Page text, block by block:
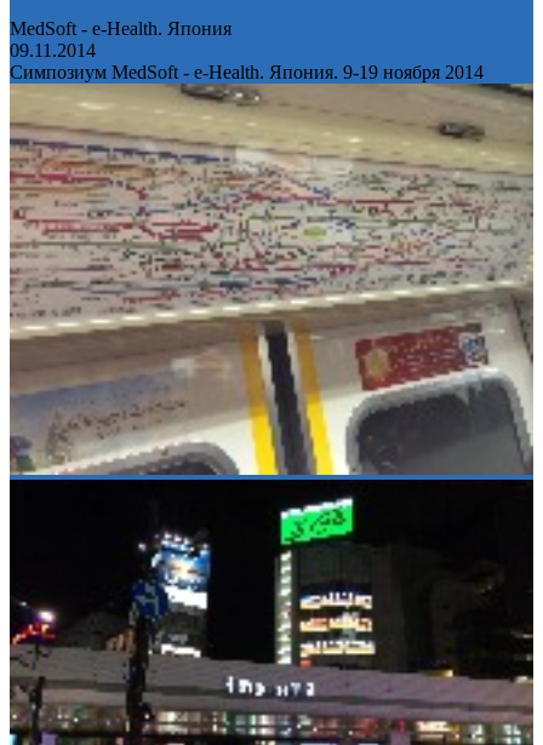
MedSoft - e-Health. Япония
09.11.2014
Симпозиум MedSoft - e-Health. Япония. 9-19 ноября 2014